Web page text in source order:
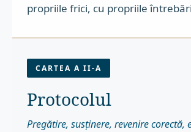
propriile frici, cu propriile
CARTEA A II-A
Protocolul
Pregătire, susținere, revenire corectă,